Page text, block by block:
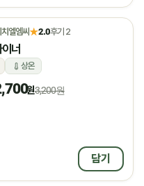
엘엠씨★2.0후기 2
너
상온
원3,200원
담기